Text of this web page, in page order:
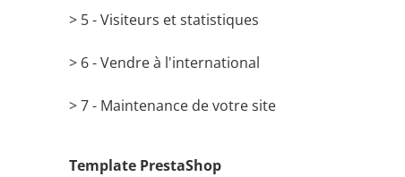
> 5 - Visiteurs et statistiques
> 6 - Vendre à l'international
> 7 - Maintenance de votre site
Template PrestaShop